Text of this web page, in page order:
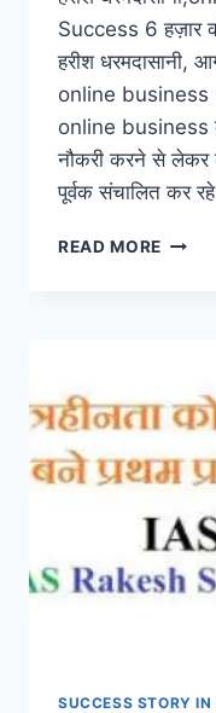
Success 6 हज़ार
हरीश धरमदासानी,
online business
online business
नौकरी करने से लेकर
पूर्वक संचालित कर
READ MORE हरीश
SUCCESS STORY IN